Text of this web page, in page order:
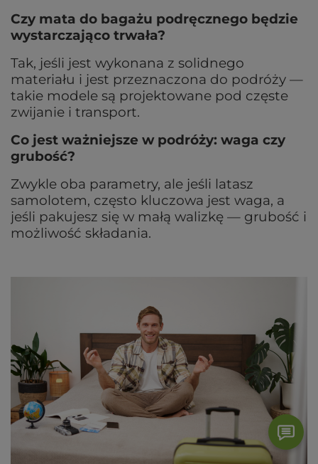
Czy mata do bagażu podręcznego będzie
wystarczająco trwała?
Tak, jeśli jest wykonana z solidnego
materiału i jest przeznaczona do podróży —
takie modele są projektowane pod częste
zwijanie i transport.
Co jest ważniejsze w podróży: waga czy
grubość?
Zwykle oba parametry, ale jeśli latasz
samolotem, często kluczowa jest waga, a
jeśli pakujesz się w małą walizkę — grubość i
możliwość składania.